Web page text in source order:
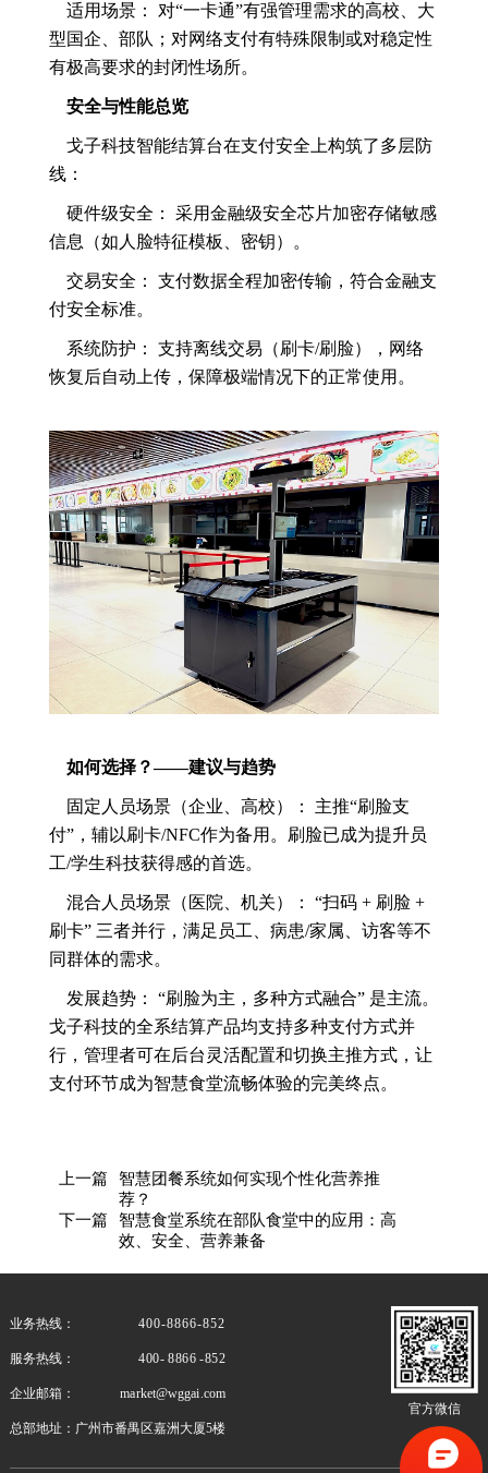
适用场景： 对“一卡通”有强管理需求的高校、大
型国企、部队；对网络支付有特殊限制或对稳定性
有极高要求的封闭性场所。
安全与性能总览
戈子科技智能结算台在支付安全上构筑了多层防
线：
硬件级安全： 采用金融级安全芯片加密存储敏感
信息（如人脸特征模板、密钥）。
交易安全： 支付数据全程加密传输，符合金融支
付安全标准。
系统防护： 支持离线交易（刷卡/刷脸），网络
恢复后自动上传，保障极端情况下的正常使用。
如何选择？——建议与趋势
固定人员场景（企业、高校）： 主推“刷脸支
付”，辅以刷卡/NFC作为备用。刷脸已成为提升员
工/学生科技获得感的首选。
混合人员场景（医院、机关）： “扫码 + 刷脸 +
刷卡” 三者并行，满足员工、病患/家属、访客等不
同群体的需求。
发展趋势： “刷脸为主，多种方式融合” 是主流。
戈子科技的全系结算产品均支持多种支付方式并
行，管理者可在后台灵活配置和切换主推方式，让
支付环节成为智慧食堂流畅体验的完美终点。
上一篇
智慧团餐系统如何实现个性化营养推
荐？
下一篇
智慧食堂系统在部队食堂中的应用：高
效、安全、营养兼备
业务热线： 400-8866-852
服务热线： 400- 8866 -852
企业邮箱： market@wggai.com
总部地址： 广州市番禺区嘉洲大厦5楼
官方微信